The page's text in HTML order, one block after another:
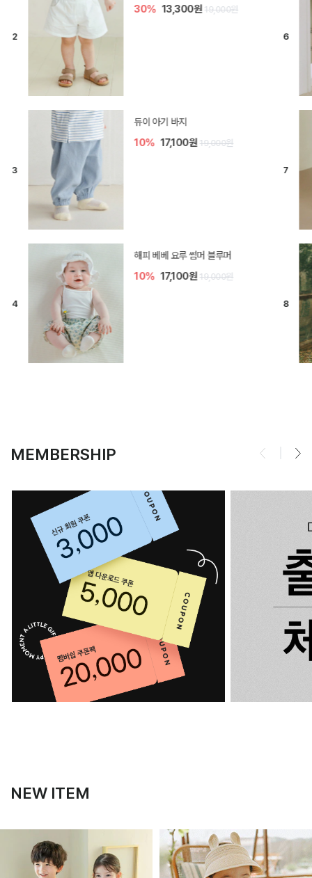
5% 15,200원 16,000원
[SIZE ~6Y] 델린 린넨 바지
10% 21,600원 24,000원
엘로디 니트 아기 바지
20% 16,000원 20,000원
MEMBERSHIP
NEW ITEM